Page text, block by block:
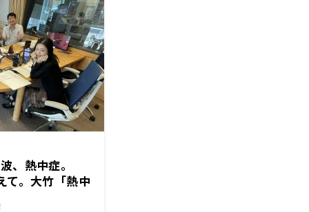
、熱中症。
て。大竹「熱中
めてる」